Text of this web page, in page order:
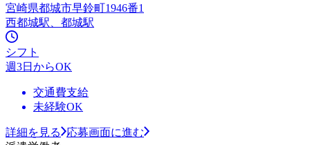
宮崎県都城市早鈴町1946番1
西都城駅、都城駅
シフト
週3日からOK
交通費支給
未経験OK
詳細を見る
応募画面に進む